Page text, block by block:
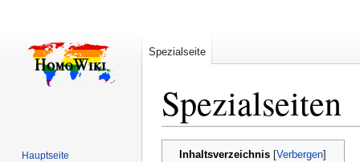
Spezialseiten
Inhaltsverzeichnis
Spezialseite
Hauptseite